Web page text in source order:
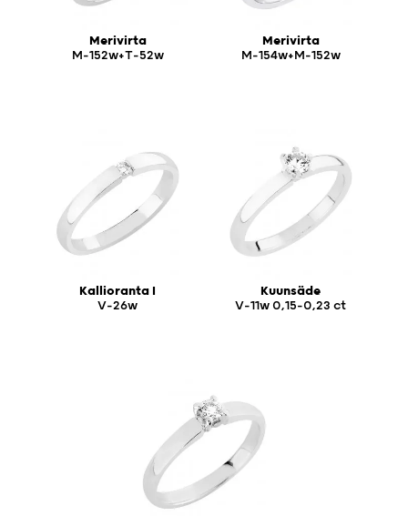
Merivirta
M-152w+T-52w
Merivirta
M-154w+M-152w
Kallioranta I
V-26w
Kuunsäde
V-11w 0,15-0,23 ct